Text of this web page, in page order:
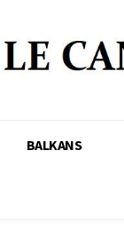
BALKANS